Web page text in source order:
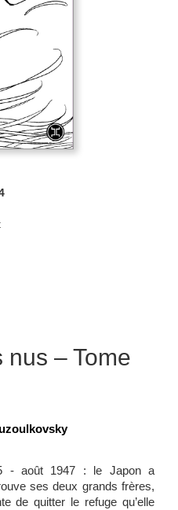
– Tome
- août 1947 : le Japon a
ses deux grands frères,
de quitter le refuge qu’elle